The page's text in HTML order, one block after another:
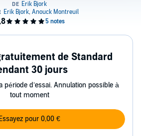
de Standard
30 jours
période d’essai. Annulation possible à
tout moment
Essayez pour 0,00 €